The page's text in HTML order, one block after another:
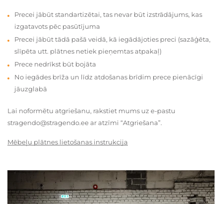
Precei jābūt standartizētai, tas nevar būt izstrādājums, kas
izgatavots pēc pasūtījuma
Precei jābūt tādā pašā veidā, kā iegādājoties preci (sazāģēta,
slīpēta utt. plātnes netiek pieņemtas atpakaļ)
Prece nedrīkst būt bojāta
No iegādes brīža un līdz atdošanas brīdim prece pienācīgi
jāuzglabā
Lai noformētu atgriešanu, rakstiet mums uz e-pastu
stragendo@stragendo.ee ar atzīmi “Atgriešana”.
Mēbeļu plātnes lietošanas instrukcija